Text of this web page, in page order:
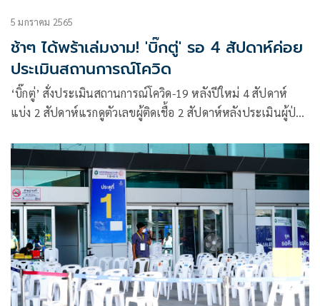
5 มกราคม 2565
ช้าๆ ได้พร้าเล่มงาม! 'บิ๊กตู่' รอ 4 สัปดาห์ค่อย
ประเมินสถานการณ์โควิด
‘บิ๊กตู่’ สั่งประเมินสถานการณ์โควิด-19 หลังปีใหม่ 4 สัปดาห์
แบ่ง 2 สัปดาห์แรกดูตัวเลขผู้ติดเชื้อ 2 สัปดาห์หลังประเมินผู้ป่วย